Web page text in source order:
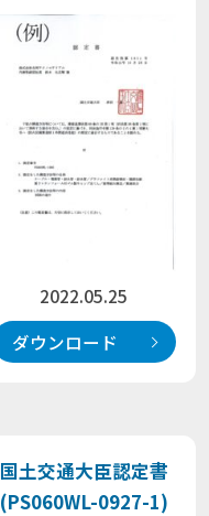
2022.05.25
ダウンロード
国土交通大臣認定書
(PS060WL-0927-1)